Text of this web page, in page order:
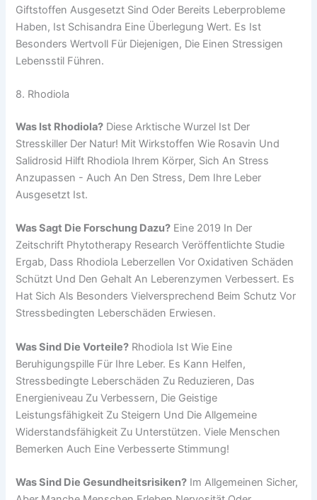
Giftstoffen Ausgesetzt Sind Oder Bereits Leberprobleme
Haben, Ist Schisandra Eine Überlegung Wert. Es Ist
Besonders Wertvoll Für Diejenigen, Die Einen Stressigen
Lebensstil Führen.
8. Rhodiola
Was Ist Rhodiola? Diese Arktische Wurzel Ist Der
Stresskiller Der Natur! Mit Wirkstoffen Wie Rosavin Und
Salidrosid Hilft Rhodiola Ihrem Körper, Sich An Stress
Anzupassen - Auch An Den Stress, Dem Ihre Leber
Ausgesetzt Ist.
Was Sagt Die Forschung Dazu? Eine 2019 In Der
Zeitschrift Phytotherapy Research Veröffentlichte Studie
Ergab, Dass Rhodiola Leberzellen Vor Oxidativen Schäden
Schützt Und Den Gehalt An Leberenzymen Verbessert. Es
Hat Sich Als Besonders Vielversprechend Beim Schutz Vor
Stressbedingten Leberschäden Erwiesen.
Was Sind Die Vorteile? Rhodiola Ist Wie Eine
Beruhigungspille Für Ihre Leber. Es Kann Helfen,
Stressbedingte Leberschäden Zu Reduzieren, Das
Energieniveau Zu Verbessern, Die Geistige
Leistungsfähigkeit Zu Steigern Und Die Allgemeine
Widerstandsfähigkeit Zu Unterstützen. Viele Menschen
Bemerken Auch Eine Verbesserte Stimmung!
Was Sind Die Gesundheitsrisiken? Im Allgemeinen Sicher,